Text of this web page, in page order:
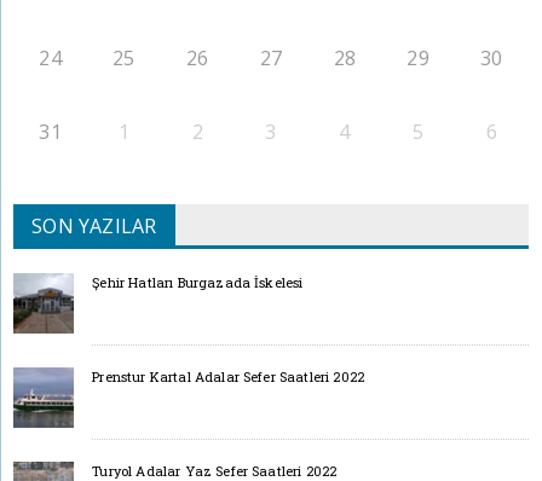
24 25 26 27 28 29 30
31 1 2 3 4 5 6
SON YAZILAR
Şehir Hatları Burgazada İskelesi
Prenstur Kartal Adalar Sefer Saatleri 2022
Turyol Adalar Yaz Sefer Saatleri 2022